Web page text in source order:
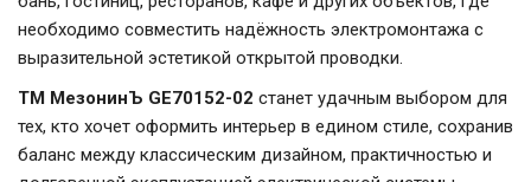
необходимо совместить надёжность электромонтажа с
выразительной эстетикой открытой проводки.
ТМ МезонинЪ GE70152-02 станет удачным выбором для
тех, кто хочет оформить интерьер в едином стиле, сохранив
баланс между классическим дизайном, практичностью и